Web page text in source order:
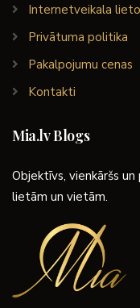
Internetveikala
Privātuma politika
Pakalpojumu cenas
Kontakti
Mia.lv Blogs
Objektīvs, vienkāršs
lietām un vietām.